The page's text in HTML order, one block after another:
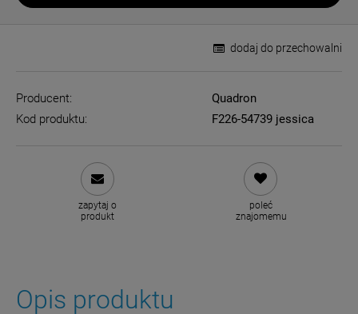
dodaj do przechowalni
Producent:
Quadron
Kod produktu:
F226-54739 jessica
zapytaj o
produkt
poleć
znajomemu
Opis produktu